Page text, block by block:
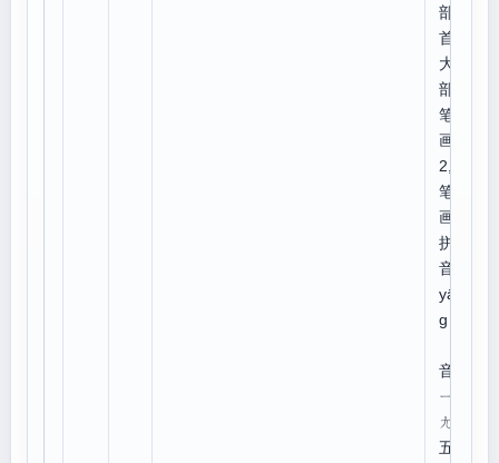
部
首:
大,
部外
笔
画:
2,总
笔
画:5
拼
音：
yān
g
音：
ㄧ
ㄤ
五笔